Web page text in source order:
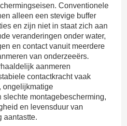
Conventionele
alleen een stevige buffer
en zijn niet in staat zich aan
veranderingen onder water,
en contact vanuit meerdere
van onderzeeërs.
aanmeren
contactkracht vaak
ongelijkmatige
montagebescherming,
en levensduur van
aantastte.